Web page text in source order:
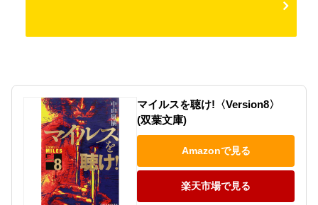
マイルスを聴け!〈Version8〉
(双葉文庫)
Amazonで見る
楽天市場で見る